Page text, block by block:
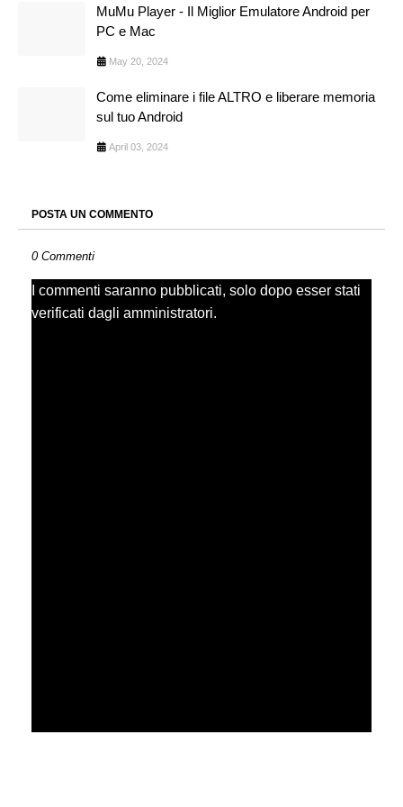
MuMu Player - Il Miglior Emulatore Android per
PC e Mac
May 20, 2024
Come eliminare i file ALTRO e liberare memoria
sul tuo Android
April 03, 2024
POSTA UN COMMENTO
0 Commenti
I commenti saranno pubblicati, solo dopo esser stati
verificati dagli amministratori.